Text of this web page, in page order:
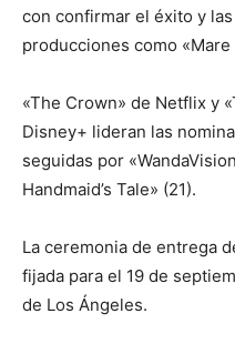
con confirmar el éxito y
producciones como «Mare
«The Crown» de Netflix y
Disney+ lideran las
seguidas por
Handmaid’s Tale» (21).
La ceremonia de entrega
fijada para el 19 de
de Los Ángeles.